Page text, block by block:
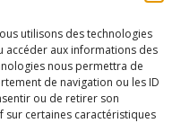
utilisons des technologies
accéder aux informations des
nous permettra de
de navigation ou les ID
ou de retirer son
sur certaines caractéristiques